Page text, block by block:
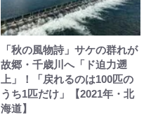
「秋の風物詩」サケの群れが
故郷・千歳川へ「ド迫力遡
上」！「戻れるのは100匹の
うち1匹だけ」【2021年・北
海道】